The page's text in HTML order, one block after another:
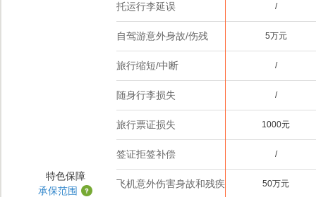
特色保障
承保范围
托运行李延误 /
自驾游意外身故/伤残 5万元
旅行缩短/中断 /
随身行李损失 /
旅行票证损失 1000元
签证拒签补偿 /
飞机意外伤害身故和残疾 50万元